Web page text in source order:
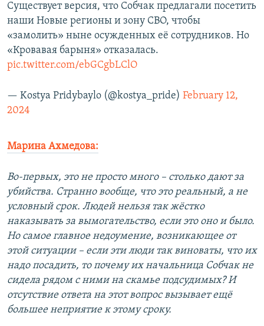
Существует версия, что Собчак предлагали посетить
наши Новые регионы и зону СВО, чтобы
«замолить» ныне осужденных её сотрудников. Но
«Кровавая барыня» отказалась.
pic.twitter.com/ebGCgbLClO
— Kostya Pridybaylo (@kostya_pride) February 12,
2024
Марина Ахмедова:
Во-первых, это не просто много – столько дают за
убийства. Странно вообще, что это реальный, а не
условный срок. Людей нельзя так жёстко
наказывать за вымогательство, если это оно и было.
Но самое главное недоумение, возникающее от
этой ситуации – если эти люди так виноваты, что их
надо посадить, то почему их начальница Собчак не
сидела рядом с ними на скамье подсудимых? И
отсутствие ответа на этот вопрос вызывает ещё
большее неприятие к этому сроку.